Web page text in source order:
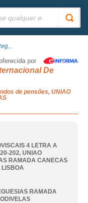
por
De
de pensões, UNIAO
4 LETRA A
202, UNIAO
RAMADA CANECAS
LISBOA
RAMADA